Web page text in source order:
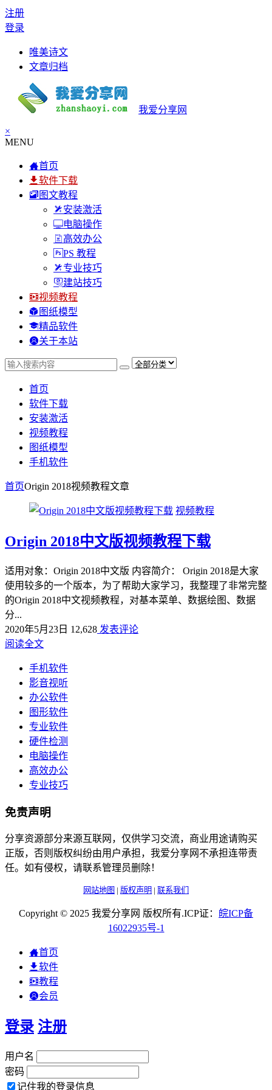
注册
登录
唯美诗文
文章归档
我爱分享网
×
MENU
首页
软件下载
图文教程
安装激活
电脑操作
高效办公
PS 教程
专业技巧
建站技巧
视频教程
图纸模型
精品软件
关于本站
首页
软件下载
安装激活
视频教程
图纸模型
手机软件
首页Origin 2018视频教程文章
视频教程
Origin 2018中文版视频教程下载
适用对象：Origin 2018中文版 内容简介： Origin 2018是大家
使用较多的一个版本，为了帮助大家学习，我整理了非常完整
的Origin 2018中文视频教程，对基本菜单、数据绘图、数据
分...
2020年5月23日 12,628 发表评论
阅读全文
手机软件
影音视听
办公软件
图形软件
专业软件
硬件检测
电脑操作
高效办公
专业技巧
免责声明
分享资源部分来源互联网，仅供学习交流，商业用途请购买
正版，否则版权纠纷由用户承担，我爱分享网不承担连带责
任。如有侵权，请联系管理员删除！
网站地图 | 版权声明 | 联系我们
Copyright © 2025 我爱分享网 版权所有.ICP证： 皖ICP备
16022935号-1
首页
软件
教程
会员
登录 注册
用户名
密码
记住我的登录信息